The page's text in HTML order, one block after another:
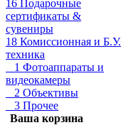
16 Подарочные
сертификаты &
сувениры
18 Комиссионная и Б.У.
техника
1 Фотоаппараты и
видеокамеры
2 Объективы
3 Прочее
Ваша корзина